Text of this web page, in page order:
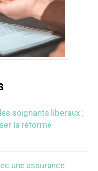
soignants libéraux :
la réforme
une assurance